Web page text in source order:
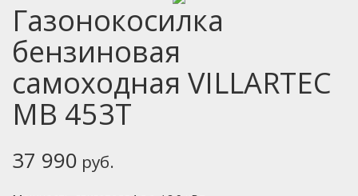
Газонокосилка
бензиновая
самоходная VILLARTEC
MB 453T
37 990 руб.